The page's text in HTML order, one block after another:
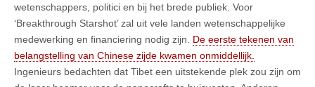
wetenschappers, politici en bij het brede publiek. Voor
‘Breakthrough Starshot’ zal uit vele landen wetenschappelijke
medewerking en financiering nodig zijn. De eerste tekenen van
belangstelling van Chinese zijde kwamen onmiddellijk.
Ingenieurs bedachten dat Tibet een uitstekende plek zou zijn om